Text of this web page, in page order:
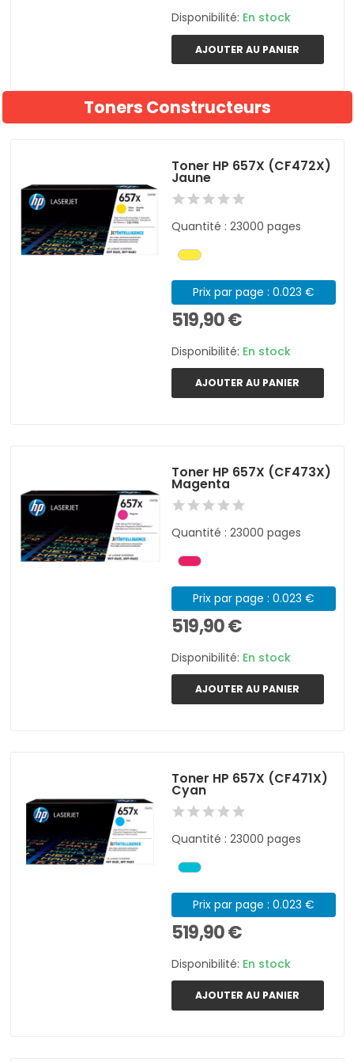
Disponibilité: En stock
AJOUTER AU PANIER
Toners Constructeurs
Toner HP 657X (CF472X)
Jaune
Quantité : 23000 pages
Prix par page : 0.023 €
519,90 €
Disponibilité: En stock
AJOUTER AU PANIER
Toner HP 657X (CF473X)
Magenta
Quantité : 23000 pages
Prix par page : 0.023 €
519,90 €
Disponibilité: En stock
AJOUTER AU PANIER
Toner HP 657X (CF471X)
Cyan
Quantité : 23000 pages
Prix par page : 0.023 €
519,90 €
Disponibilité: En stock
AJOUTER AU PANIER